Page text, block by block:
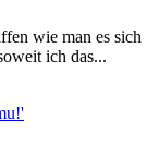
wie man es sich
ich das...